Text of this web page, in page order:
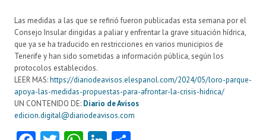
Las medidas a las que se refirió fueron publicadas esta semana por el
Consejo Insular dirigidas a paliar y enfrentar la grave situación hídrica,
que ya se ha traducido en restricciones en varios municipios de
Tenerife y han sido sometidas a información pública, según los
protocolos establecidos.
LEER MAS:https://diariodeavisos.elespanol.com/2024/05/loro-parque-
apoya-las-medidas-propuestas-para-afrontar-la-crisis-hidrica/
UN CONTENIDO DE: Diario de Avisos
edicion.digital@diariodeavisos.com